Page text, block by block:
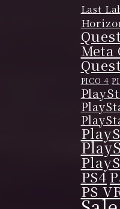
Last
Meta
PICO 4
PS4
PS